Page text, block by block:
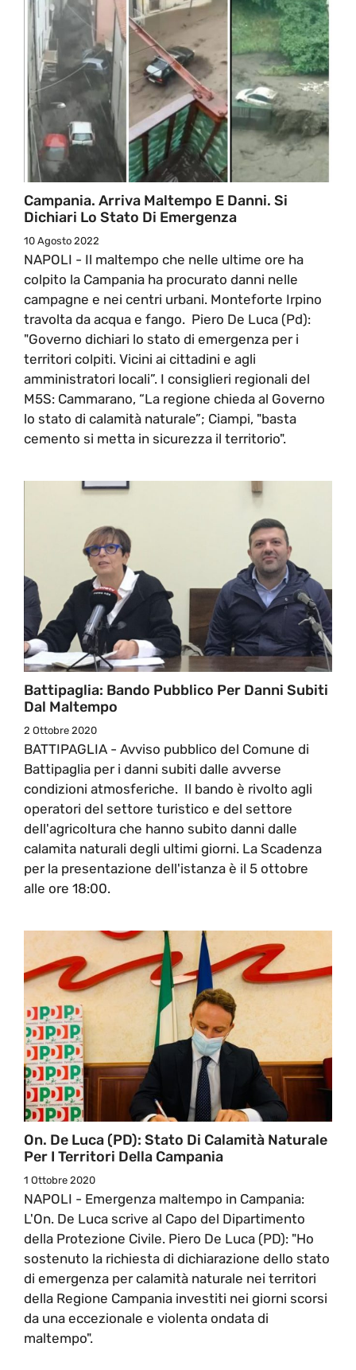
Campania. Arriva Maltempo E Danni. Si
Dichiari Lo Stato Di Emergenza
10 Agosto 2022
NAPOLI - Il maltempo che nelle ultime ore ha
colpito la Campania ha procurato danni nelle
campagne e nei centri urbani. Monteforte Irpino
travolta da acqua e fango. Piero De Luca (Pd):
"Governo dichiari lo stato di emergenza per i
territori colpiti. Vicini ai cittadini e agli
amministratori locali”. I consiglieri regionali del
M5S: Cammarano, “La regione chieda al Governo
lo stato di calamità naturale”; Ciampi, "basta
cemento si metta in sicurezza il territorio".
Battipaglia: Bando Pubblico Per Danni Subiti
Dal Maltempo
2 Ottobre 2020
BATTIPAGLIA - Avviso pubblico del Comune di
Battipaglia per i danni subiti dalle avverse
condizioni atmosferiche. Il bando è rivolto agli
operatori del settore turistico e del settore
dell'agricoltura che hanno subito danni dalle
calamita naturali degli ultimi giorni. La Scadenza
per la presentazione dell'istanza è il 5 ottobre
alle ore 18:00.
On. De Luca (PD): Stato Di Calamità Naturale
Per I Territori Della Campania
1 Ottobre 2020
NAPOLI - Emergenza maltempo in Campania:
L'On. De Luca scrive al Capo del Dipartimento
della Protezione Civile. Piero De Luca (PD): "Ho
sostenuto la richiesta di dichiarazione dello stato
di emergenza per calamità naturale nei territori
della Regione Campania investiti nei giorni scorsi
da una eccezionale e violenta ondata di
maltempo".